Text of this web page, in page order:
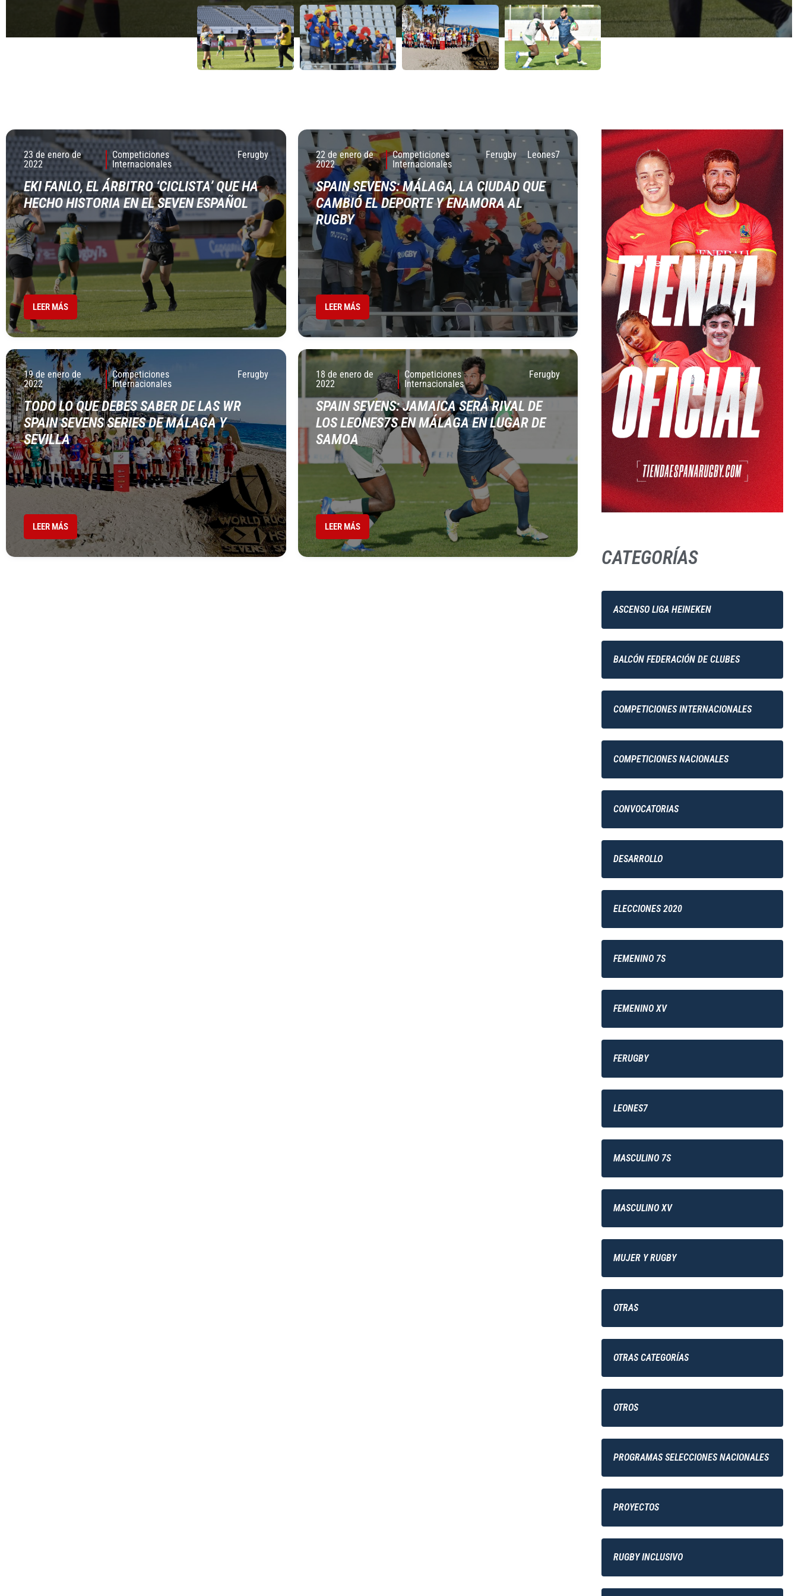
23 de enero de
2022
Competiciones
Internacionales
Ferugby
EKI FANLO, EL ÁRBITRO ‘CICLISTA’ QUE HA
HECHO HISTORIA EN EL SEVEN ESPAÑOL
LEER MÁS
22 de enero de
2022
Competiciones
Internacionales
Ferugby Leones7
SPAIN SEVENS: MÁLAGA, LA CIUDAD QUE
CAMBIÓ EL DEPORTE Y ENAMORA AL
RUGBY
LEER MÁS
19 de enero de
2022
Competiciones
Internacionales
Ferugby
TODO LO QUE DEBES SABER DE LAS WR
SPAIN SEVENS SERIES DE MÁLAGA Y
SEVILLA
LEER MÁS
18 de enero de
2022
Competiciones
Internacionales
Ferugby
SPAIN SEVENS: JAMAICA SERÁ RIVAL DE
LOS LEONES7S EN MÁLAGA EN LUGAR DE
SAMOA
LEER MÁS
CATEGORÍAS
ASCENSO LIGA HEINEKEN
BALCÓN FEDERACIÓN DE CLUBES
COMPETICIONES INTERNACIONALES
COMPETICIONES NACIONALES
CONVOCATORIAS
DESARROLLO
ELECCIONES 2020
FEMENINO 7S
FEMENINO XV
FERUGBY
LEONES7
MASCULINO 7S
MASCULINO XV
MUJER Y RUGBY
OTRAS
OTRAS CATEGORÍAS
OTROS
PROGRAMAS SELECCIONES NACIONALES
PROYECTOS
RUGBY INCLUSIVO